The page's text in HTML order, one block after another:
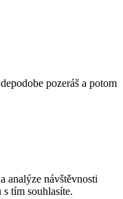
pozeráš a potom
analýze návštěvnosti
tím souhlasíte.